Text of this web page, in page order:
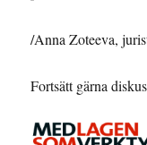
/Anna Zoteeva,
Fortsätt gärna